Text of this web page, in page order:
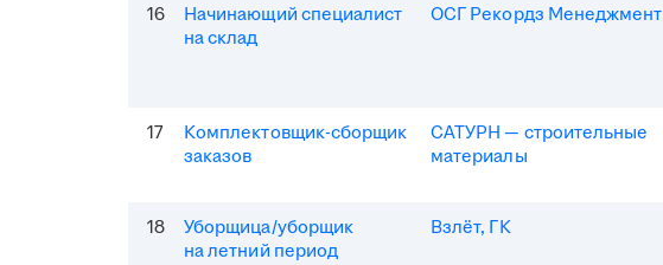
16
Начинающий специалист
на склад
ОСГ Рекордз Менеджмент
17
Комплектовщик-сборщик
заказов
САТУРН — строительные
материалы
18
Уборщица/уборщик
на летний период
Взлёт, ГК